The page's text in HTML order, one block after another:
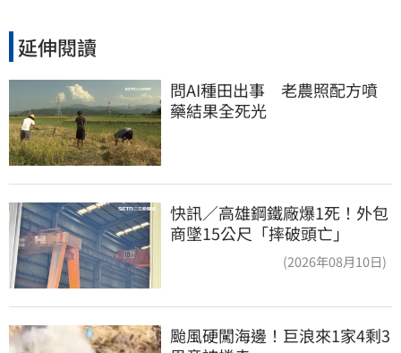
延伸閱讀
問AI種田出事　老農照配方噴
藥結果全死光
快訊／高雄鋼鐵廠爆1死！外包
商墜15公尺「摔破頭亡」
(2026年08月10日)
颱風硬闖海邊！巨浪來1家4剩3